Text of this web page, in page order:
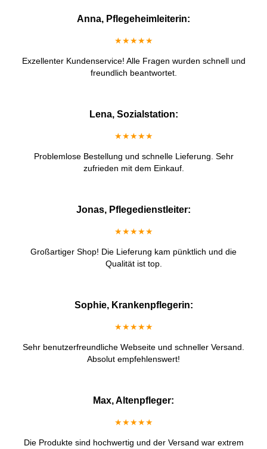
Anna, Pflegeheimleiterin:
★★★★★
Exzellenter Kundenservice! Alle Fragen wurden schnell und
freundlich beantwortet.
Lena, Sozialstation:
★★★★★
Problemlose Bestellung und schnelle Lieferung. Sehr
zufrieden mit dem Einkauf.
Jonas, Pflegedienstleiter:
★★★★★
Großartiger Shop! Die Lieferung kam pünktlich und die
Qualität ist top.
Sophie, Krankenpflegerin:
★★★★★
Sehr benutzerfreundliche Webseite und schneller Versand.
Absolut empfehlenswert!
Max, Altenpfleger:
★★★★★
Die Produkte sind hochwertig und der Versand war extrem